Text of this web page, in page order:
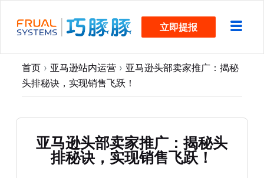
过
立即提报
首页 › 亚马逊站内运营 › 亚马逊头部卖家推广：揭秘
头排秘诀，实现销售飞跃！
亚马逊头部卖家推广：揭秘头
排秘诀，实现销售飞跃！